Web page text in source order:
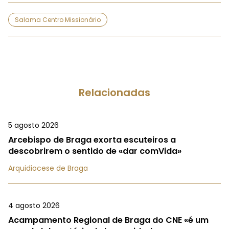
Salama Centro Missionário
Relacionadas
5 agosto 2026
Arcebispo de Braga exorta escuteiros a
descobrirem o sentido de «dar comVida»
Arquidiocese de Braga
4 agosto 2026
Acampamento Regional de Braga do CNE «é um